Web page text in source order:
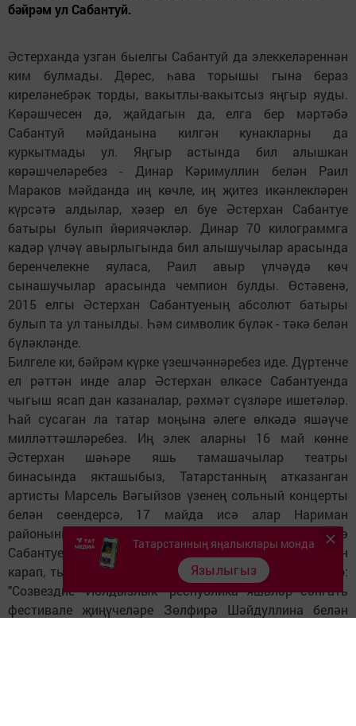
бәйрәм ул Сабантуй.
Әстерханда узган быелгы Сабантуй да элеккеләреннән
ким булмады. Дөрес, һава торышы гына бераз
киреләнебрәк торды, вакытлы-вакытсыз яңгыр яуды.
Көрәшчесен дә, җайдагын да, елга бер мәртәбә
Сабантуй мәйданына килгән кунакларны да
куркытмады ул. Яңгыр астында бил алышкан
көрәшчеләребез - Динар Кәримуллин белән Раил
Мараков мәйданда иң көчле, иң җитез икәнлекләрен
күрсәтә алдылар, хәзер ел буе Әстерхан Сабантуе
батыры булып йөриячәкләр. Динар 70 килограммга
кадәр үлчәү авырлыгында бил алышучылар арасында
беренчелекне яуласа, Раил авыр үлчәүдә көч
сынашучылар арасында чемпион булды. Өстәвенә,
2015 елгы Әстерхан Сабантуеның абсолют батыры
булып та ул танылды. Һәм символик бүләк - тәкә белән
бүләкләнде.
Билгеле ки, бәйрәм күрке үзешчәннәребез иде. Дүртенче
ел рәттән инде алар Әстерхан өлкәсе Сабантуенда
чыгыш ясап дан казаналар, рәхмәт сүзләре ишетәләр.
Һай сусаган ла татар моңына әлеге өлкәдә яшәүче
милләттәшләребез. Иң элек аларны 16 май көнне
Әстерхан шәһәре яшь тамашачылар театры
бинасында якташыбыз, Татарстанның атказанган
артисты Марсель Вәгыйзов үзенең сольный концерты
белән сөендерсә, 17 майда исә алар Нариман
районының Иске Күчергән авыл җирлегендә узган өлкә
Сабантуенда яшь талантларыбызның җыр-биюләрен
карап, тыңлап сокланды, зур алкышларга күмде. Алар:
"Созвездие -Йолдызлык" республика яшьләр сәнгать
фестивале җиңүчеләре Зөлфирә Шәйдуллина белән
Татарстанның яңалыклары монда
Язылыгыз